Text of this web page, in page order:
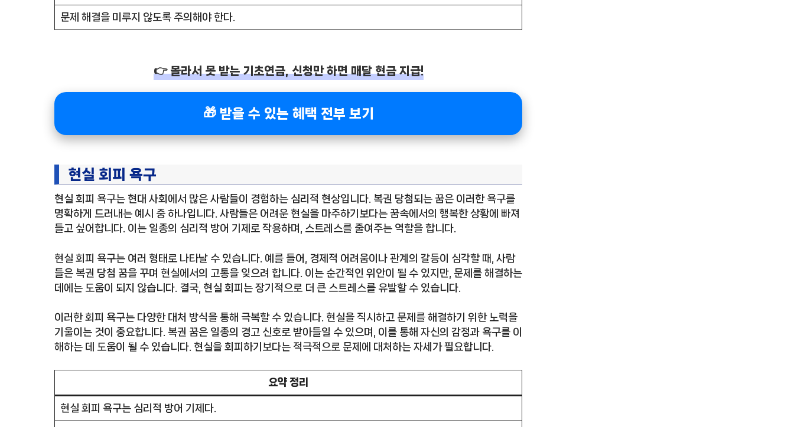
문제 해결을 미루지 않도록 주의해야 한다.
👉 몰라서 못 받는 기초연금, 신청만 하면 매달 현금 지급!
🎁 받을 수 있는 혜택 전부 보기
현실 회피 욕구
현실 회피 욕구는 현대 사회에서 많은 사람들이 경험하는 심리적 현상입니다. 복권 당첨되는 꿈은 이러한 욕구를
명확하게 드러내는 예시 중 하나입니다. 사람들은 어려운 현실을 마주하기보다는 꿈속에서의 행복한 상황에 빠져
들고 싶어합니다. 이는 일종의 심리적 방어 기제로 작용하며, 스트레스를 줄여주는 역할을 합니다.
현실 회피 욕구는 여러 형태로 나타날 수 있습니다. 예를 들어, 경제적 어려움이나 관계의 갈등이 심각할 때, 사람
들은 복권 당첨 꿈을 꾸며 현실에서의 고통을 잊으려 합니다. 이는 순간적인 위안이 될 수 있지만, 문제를 해결하는
데에는 도움이 되지 않습니다. 결국, 현실 회피는 장기적으로 더 큰 스트레스를 유발할 수 있습니다.
이러한 회피 욕구는 다양한 대처 방식을 통해 극복할 수 있습니다. 현실을 직시하고 문제를 해결하기 위한 노력을
기울이는 것이 중요합니다. 복권 꿈은 일종의 경고 신호로 받아들일 수 있으며, 이를 통해 자신의 감정과 욕구를 이
해하는 데 도움이 될 수 있습니다. 현실을 회피하기보다는 적극적으로 문제에 대처하는 자세가 필요합니다.
요약 정리
현실 회피 욕구는 심리적 방어 기제다.